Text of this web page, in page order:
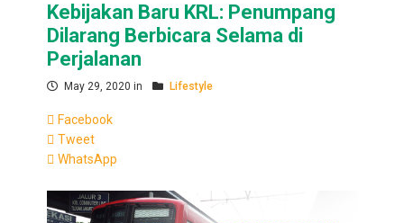
Kebijakan Baru KRL: Penumpang
Dilarang Berbicara Selama di
Perjalanan
May 29, 2020 in Lifestyle
Facebook
Tweet
WhatsApp